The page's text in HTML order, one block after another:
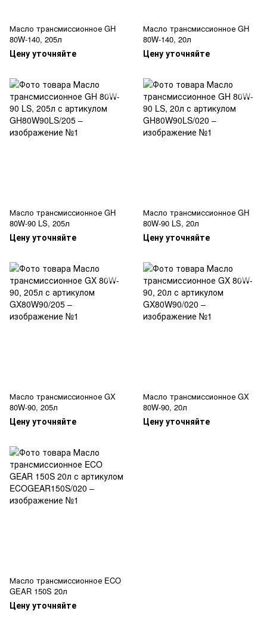
Масло трансмиссионное GH
80W-140, 205л
Цену уточняйте
Масло трансмиссионное GH
80W-140, 20л
Цену уточняйте
Масло трансмиссионное GH
80W-90 LS, 205л
Цену уточняйте
Масло трансмиссионное GH
80W-90 LS, 20л
Цену уточняйте
Масло трансмиссионное GX
80W-90, 205л
Цену уточняйте
Масло трансмиссионное GX
80W-90, 20л
Цену уточняйте
Масло трансмиссионное ECO
GEAR 150S 20л
Цену уточняйте